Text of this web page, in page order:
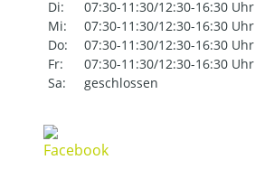
Di:
07:30-11:30/12:30-16:30 Uhr
Mi:
07:30-11:30/12:30-16:30 Uhr
Do:
07:30-11:30/12:30-16:30 Uhr
Fr:
07:30-11:30/12:30-16:30 Uhr
Sa:
geschlossen